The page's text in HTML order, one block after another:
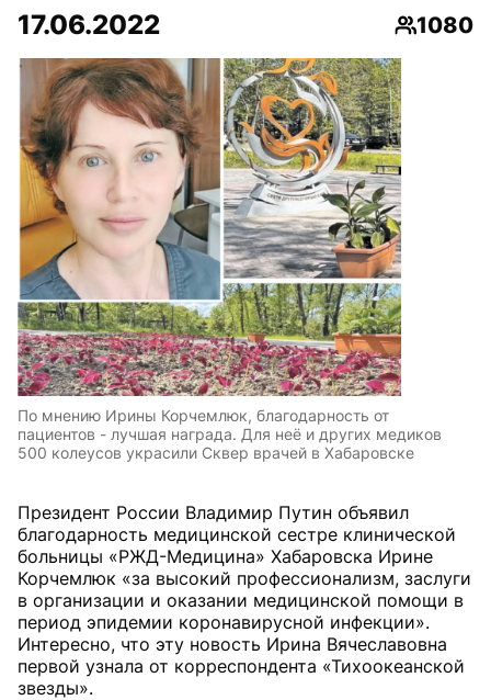
17.06.2022
1080
По мнению Ирины Корчемлюк, благодарность от
пациентов - лучшая награда. Для неё и других медиков
500 колеусов украсили Сквер врачей в Хабаровске
Президент России Владимир Путин объявил
благодарность медицинской сестре клинической
больницы «РЖД-Медицина» Хабаровска Ирине
Корчемлюк «за высокий профессионализм, заслуги
в организации и оказании медицинской помощи в
период эпидемии коронавирусной инфекции».
Интересно, что эту новость Ирина Вячеславовна
первой узнала от корреспондента «Тихоокеанской
звезды».